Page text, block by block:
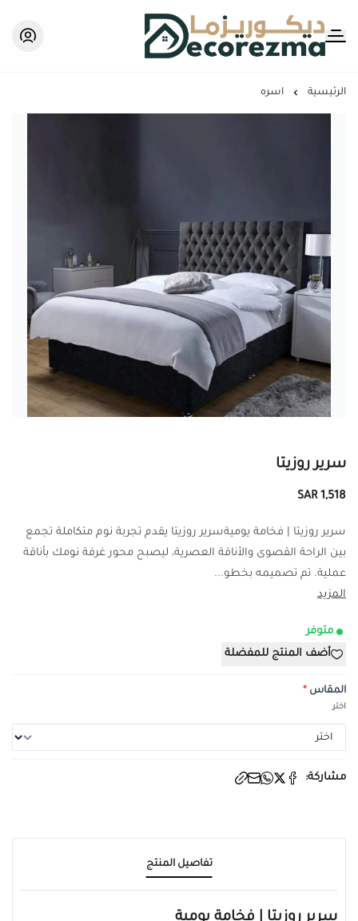
Decorezma
الرئيسية اسره
سرير روزيتا
1,518 SAR
سرير روزيتا | فخامة يوميةسرير روزيتا يقدم تجربة نوم متكاملة تجمع
بين الراحة القصوى والأناقة العصرية، ليصبح محور غرفة نومك بأناقة
عملية. تم تصميمه بخطو...
المزيد
متوفر
أضف المنتج للمفضلة
المقاس *
اختر
مشاركة:
تفاصيل المنتج
سرير روزيتا | فخامة يومية